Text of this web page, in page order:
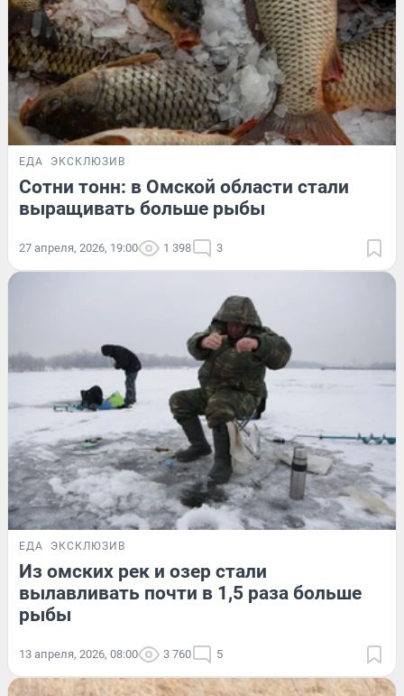
ЕДА ЭКСКЛЮЗИВ
Сотни тонн: в Омской области стали
выращивать больше рыбы
27 апреля, 2026, 19:00 1 398 3
ЕДА ЭКСКЛЮЗИВ
Из омских рек и озер стали
вылавливать почти в 1,5 раза больше
рыбы
13 апреля, 2026, 08:00 3 760 5